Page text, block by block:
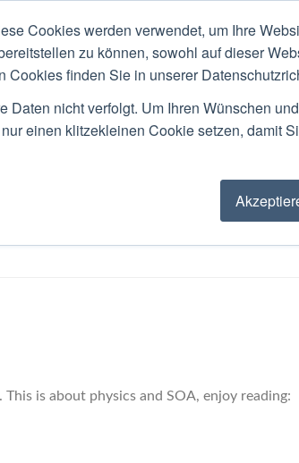
Cookies werden verwendet, um Ihre
zu können, sowohl auf dieser
Cookies finden Sie in unserer
Daten nicht verfolgt. Um Ihren Wünschen
einen klitzekleinen Cookie setzen, damit
PUBLIC SPEAKING LOCATION
Blog
is about physics and SOA, enjoy reading: